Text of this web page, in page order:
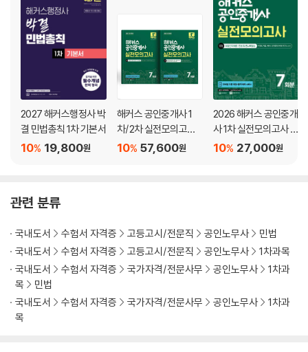
제2절 특정물채권 200
제3절 종류채권 203
제4절 금전채권 205
제5절 이자채권 207
제6절 선택채권 210
제3장 채권의 효력
제1절 채권의 효력 개관 214
제2절 채무불이행 215
제5절 채권자대위권 244
제6절 채권자취소권 254
제4장 다수당사자의 채권관계
제1절 분할채권관계 및 불가분채권관계 268
제2절 연대채무 270
제3절 부진정연대채무 274
제4절 보증채무 278
2027 해커스행정사 박
결 민법총칙 1차 기본서
19,800원
10%
해커스 공인중개사 1
차/2차 실전모의고사
세트 57,600원
10%
2026 해커스 공인중개
사 1차 실전모의고사 7
회분 27,000원
10%
관련 분류
국내도서 수험서 자격증 고등고시/전문직 공인노무사
민법
국내도서
수험서 자격증 고등고시/전문직 공인노무사
1차과목
국내도서
수험서 자격증 국가자격/전문사무 공인노무사
1차과
목
민법
국내도서
수험서 자격증 국가자격/전문사무 공인노무사
1차과
목